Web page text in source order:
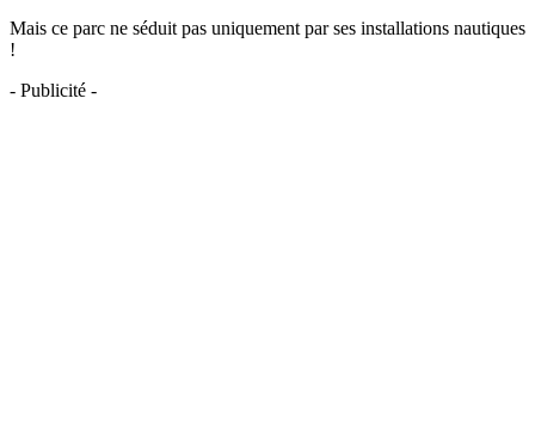
Mais ce parc ne séduit pas uniquement par ses installations nautiques
!
- Publicité -